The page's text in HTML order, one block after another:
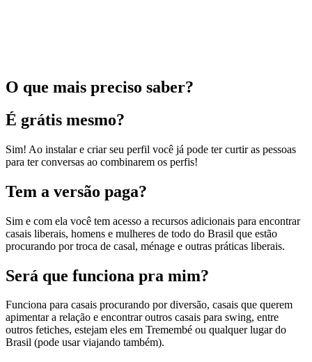
O que mais preciso saber?
É grátis mesmo?
Sim! Ao instalar e criar seu perfil você já pode ter curtir as pessoas
para ter conversas ao combinarem os perfis!
Tem a versão paga?
Sim e com ela você tem acesso a recursos adicionais para encontrar
casais liberais, homens e mulheres de todo do Brasil que estão
procurando por troca de casal, ménage e outras práticas liberais.
Será que funciona pra mim?
Funciona para casais procurando por diversão, casais que querem
apimentar a relação e encontrar outros casais para swing, entre
outros fetiches, estejam eles em Tremembé ou qualquer lugar do
Brasil (pode usar viajando também).